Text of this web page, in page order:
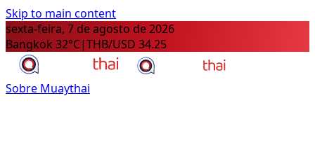
Skip to main content
sexta-feira, 7 de agosto de 2026
Bangkok 32°C|THB/USD 34.25
Sobre Muaythai